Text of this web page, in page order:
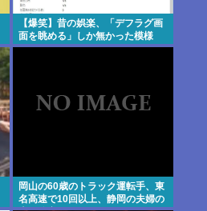
【爆笑】昔の娯楽、「デフラグ画
面を眺める」しか無かった模様
www
岡山の60歳のトラック運転手、東
名高速で10回以上、静岡の夫婦の